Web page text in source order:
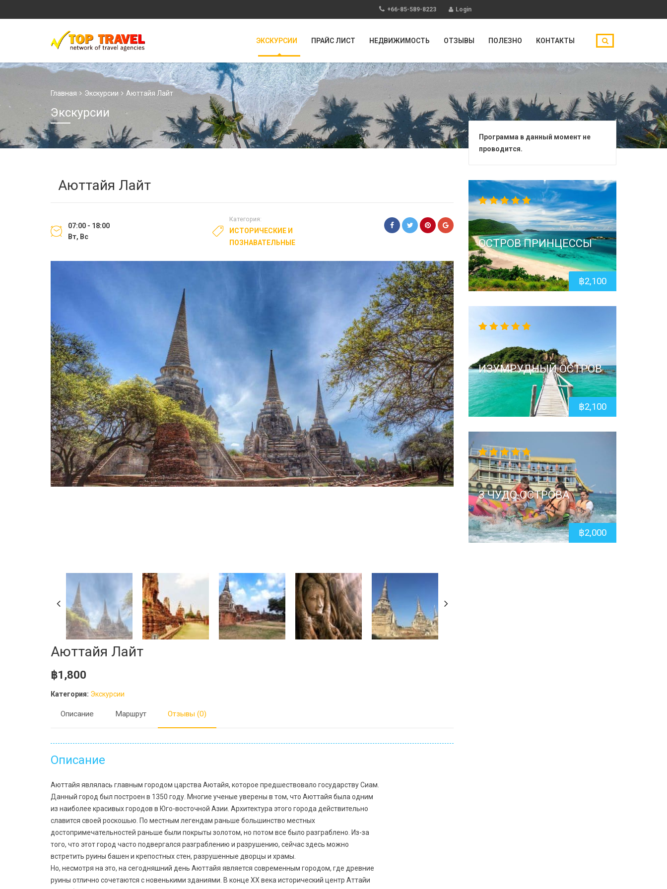
+66-85-589-8223 Login
ЭКСКУРСИИ ПРАЙС ЛИСТ НЕДВИЖИМОСТЬ ОТЗЫВЫ ПОЛЕЗНО КОНТАКТЫ
Главная Экскурсии Аюттайя Лайт
Экскурсии
Аюттайя Лайт
07:00 - 18:00
Вт, Вс
Категория:
ИСТОРИЧЕСКИЕ И
ПОЗНАВАТЕЛЬНЫЕ
Аюттайя Лайт
฿1,800
Категория: Экскурсии
Описание Маршрут Отзывы (0)
Описание
Аюттайя являлась главным городом царства Аютайя, которое предшествовало государству Сиам.
Данный город был построен в 1350 году. Многие ученые уверены в том, что Аюттайя была одним
из наиболее красивых городов в Юго-восточной Азии. Архитектура этого города действительно
славится своей роскошью. По местным легендам раньше большинство местных
достопримечательностей раньше были покрыты золотом, но потом все было разграблено. Из-за
того, что этот город часто подвергался разграблению и разрушению, сейчас здесь можно
встретить руины башен и крепостных стен, разрушенные дворцы и храмы.
Но, несмотря на это, на сегодняшний день Аюттайя является современным городом, где древние
руины отлично сочетаются с новенькими зданиями. В конце XX века исторический центр Аттайи
Программа в данный момент не
проводится.
5.00
out
of 5
ОСТРОВ ПРИНЦЕССЫ
฿2,100
of 5
ИЗУМРУДНЫЙ ОСТРОВ
฿2,100
4.67out
of 5
3 ЧУДО ОСТРОВА
฿2,000